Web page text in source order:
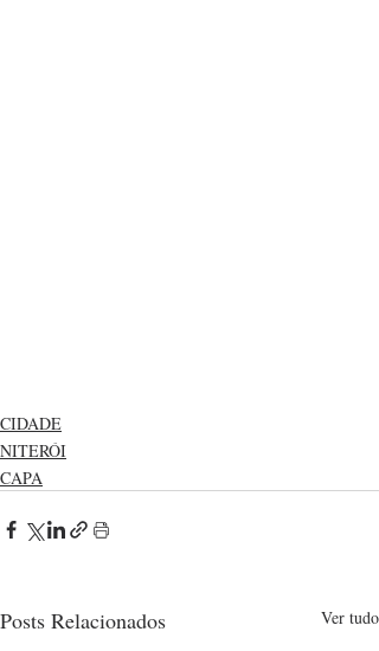
CIDADE
NITERÓI
CAPA
Posts Relacionados Ver tudo